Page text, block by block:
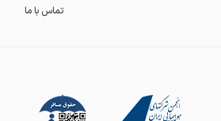
تماس با ما